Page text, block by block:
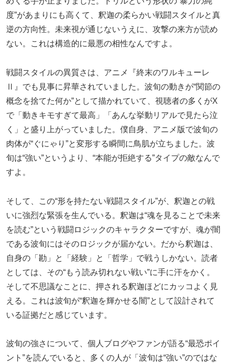
度”があまりにも高くて、釈迦の柔らかい戦闘スタイルと真
逆の方向性。未来視が通じないうえに、攻撃の来方が読め
ない。これは構造的に最悪の相性なんですよ。
戦闘スタイルの異質さは、アニメ『終末のワルキューレ
Ⅱ』でも見事に昇華されていました。波旬の動きが“関節の
概念を捨てた何か”として描かれていて、視聴者の多くがX
で「動きキモすぎて最高」「あんな挙動リアルで見たら泣
く」と盛り上がっていました。僕自身、アニメ版で波旬の
肉体が“ぐにゃり”と変形する瞬間に鳥肌が立ちました。波
旬は“強い”というより、“本能が拒絶する”タイプの敵なんで
すよ。
そして、この“形を持たない戦闘スタイル”が、釈迦との戦
いに強烈な緊張を生んでいる。釈迦は“魂を見ることで未来
を読む”という戦闘ロジックのキャラクターですが、魂が闇
である波旬にはそのロジックが届かない。だから釈迦は、
自身の「勘」と「経験」と「哲学」で戦うしかない。読者
としては、その“もう読み切れない戦い”に手に汗をかく。
そして不思議なことに、押される釈迦ほどにカッコよく見
える。これは波旬が“釈迦を輝かせる闇”として設計されて
いる証拠だと感じています。
波旬の強さについて、個人ブログやファンが語る“最恐ポイ
ント”を読んでいると、多くの人が「波旬は“強い”のではな